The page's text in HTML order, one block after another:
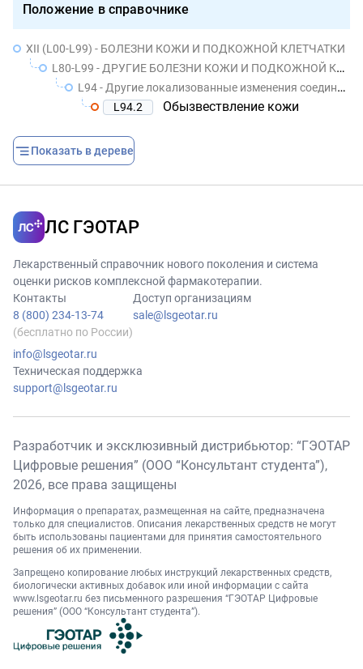
Положение в справочнике
XII (L00-L99) - БОЛЕЗНИ КОЖИ И ПОДКОЖНОЙ КЛЕТЧАТКИ
L80-L99 - ДРУГИЕ БОЛЕЗНИ КОЖИ И ПОДКОЖНОЙ КЛЕТЧАТКИ
L94 - Другие локализованные изменения соединительной ткани
L94.2
Обызвествление кожи
Показать в дереве
ЛС ГЭОТАР
Лекарственный справочник нового поколения и система
оценки рисков комплексной фармакотерапии.
Контакты
8 (800) 234-13-74
(бесплатно по России)
info@lsgeotar.ru
Доступ организациям
sale@lsgeotar.ru
Техническая поддержка
support@lsgeotar.ru
Разработчик и эксклюзивный дистрибьютор: “ГЭОТАР
Цифровые решения” (ООО “Консультант студента”),
2026, все права защищены
Информация о препаратах, размещенная на сайте, предназначена
только для специалистов. Описания лекарственных средств не могут
быть использованы пациентами для принятия самостоятельного
решения об их применении.
Запрещено копирование любых инструкций лекарственных средств,
биологически активных добавок или иной информации с сайта
www.lsgeotar.ru без письменного разрешения “ГЭОТАР Цифровые
решения” (ООО “Консультант студента”).